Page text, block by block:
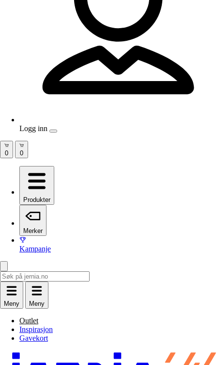
Produkter
Merker
Kampanje
Meny Meny
Outlet
Inspirasjon
Gavekort